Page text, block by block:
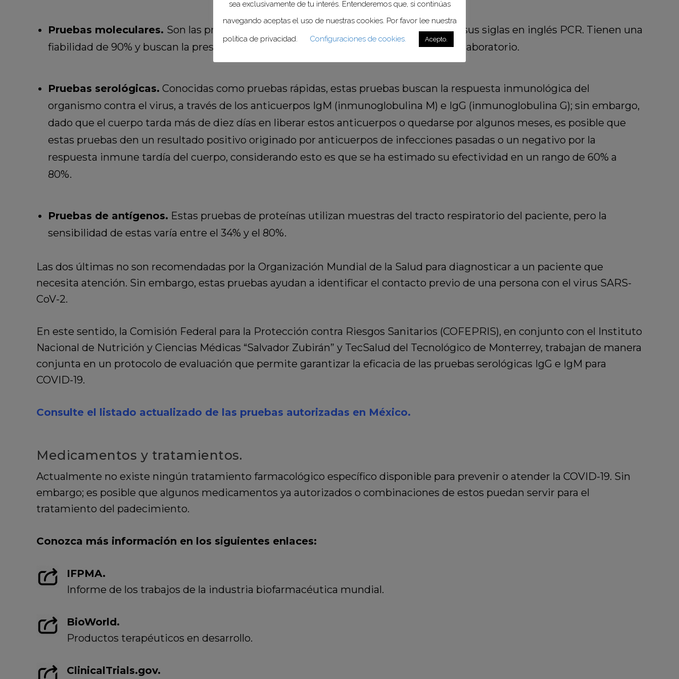
Pruebas moleculares. Son las pruebas de reacción en cadena de la polimerasa por sus siglas en inglés PCR. Tienen una
fiabilidad de 90% y buscan la presencia del virus SARS-CoV-2 en el organismo en un laboratorio.
Pruebas serológicas. Conocidas como pruebas rápidas, estas pruebas buscan la respuesta inmunológica del
organismo contra el virus, a través de los anticuerpos IgM (inmunoglobulina M) e IgG (inmunoglobulina G); sin embargo,
dado que el cuerpo tarda más de diez días en liberar estos anticuerpos o quedarse por algunos meses, es posible que
estas pruebas den un resultado positivo originado por anticuerpos de infecciones pasadas o un negativo por la
respuesta inmune tardía del cuerpo, considerando esto es que se ha estimado su efectividad en un rango de 60% a
80%.
Pruebas de antígenos. Estas pruebas de proteínas utilizan muestras del tracto respiratorio del paciente, pero la
sensibilidad de estas varía entre el 34% y el 80%.
Las dos últimas no son recomendadas por la Organización Mundial de la Salud para diagnosticar a un paciente que
necesita atención. Sin embargo, estas pruebas ayudan a identificar el contacto previo de una persona con el virus SARS-
CoV-2.
En este sentido, la Comisión Federal para la Protección contra Riesgos Sanitarios (COFEPRIS), en conjunto con el Instituto
Nacional de Nutrición y Ciencias Médicas “Salvador Zubirán” y TecSalud del Tecnológico de Monterrey, trabajan de manera
conjunta en un protocolo de evaluación que permite garantizar la eficacia de las pruebas serológicas IgG e IgM para
COVID-19.
Consulte el listado actualizado de las pruebas autorizadas en México.
Medicamentos y tratamientos.
Actualmente no existe ningún tratamiento farmacológico específico disponible para prevenir o atender la COVID-19. Sin
embargo; es posible que algunos medicamentos ya autorizados o combinaciones de estos puedan servir para el
tratamiento del padecimiento.
Conozca más información en los siguientes enlaces:
IFPMA.
Informe de los trabajos de la industria biofarmacéutica mundial.
BioWorld.
Productos terapéuticos en desarrollo.
ClinicalTrials.gov.
sea exclusivamente de tu interés. Entenderemos que, si continúas
navegando aceptas el uso de nuestras cookies. Por favor lee nuestra
política de privacidad.
Configuraciones de cookies. Acepto.